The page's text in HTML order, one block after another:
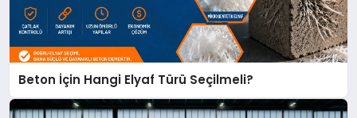
Beton İçin Hangi Elyaf Türü Seçilmeli?